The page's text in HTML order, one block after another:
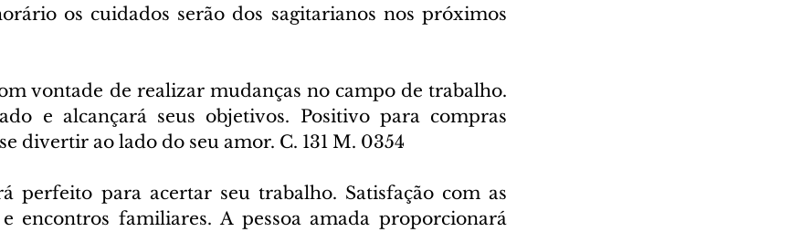
os cuidados serão dos sagitarianos nos próximos
vontade de realizar mudanças no campo de trabalho.
e alcançará seus objetivos. Positivo para compras
divertir ao lado do seu amor. C. 131 M. 0354
perfeito para acertar seu trabalho. Satisfação com as
encontros familiares. A pessoa amada proporcionará